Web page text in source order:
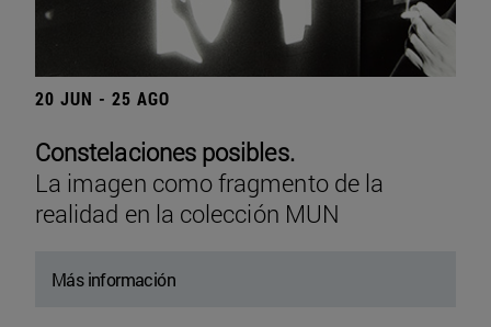
20 JUN - 25 AGO
Constelaciones posibles.
La imagen como fragmento de la
realidad en la colección MUN
Más información